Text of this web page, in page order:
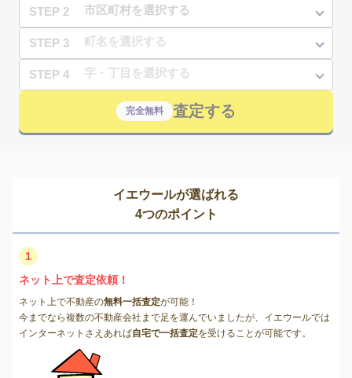
STEP 2
STEP 3
STEP 4
完全無料 査定する
イエウールが選ばれる
4つのポイント
1
ネット上で査定依頼！
ネット上で不動産の無料一括査定が可能！
今までなら複数の不動産会社まで足を運んでいましたが、イエウールでは
インターネットさえあれば自宅で一括査定を受けることが可能です。